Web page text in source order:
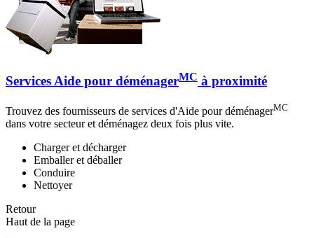
Services Aide pour déménagerMC à proximité
Trouvez des fournisseurs de services d'Aide pour déménagerMC
dans votre secteur et déménagez deux fois plus vite.
Charger et décharger
Emballer et déballer
Conduire
Nettoyer
Retour
Haut de la page